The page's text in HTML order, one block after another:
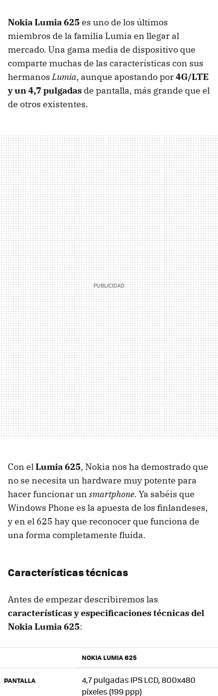
Nokia Lumia 625 es uno de los últimos
miembros de la familia Lumia en llegar al
mercado. Una gama media de dispositivo que
comparte muchas de las características con sus
hermanos Lumia, aunque apostando por4G/LTE
y un 4,7 pulgadas de pantalla, más grande que el
de otros existentes.
Con el Lumia 625, Nokia nos ha demostrado que
no se necesita un hardware muy potente para
hacer funcionar un smartphone. Ya sabéis que
Windows Phone es la apuesta de los finlandeses,
y en el 625 hay que reconocer que funciona de
una forma completamente fluida.
Características técnicas
Antes de empezar describiremos las
características y especificaciones técnicas del
Nokia Lumia 625:
NOKIA LUMIA 625
PANTALLA
4,7 pulgadas IPS LCD, 800x480
píxeles (199 ppp)